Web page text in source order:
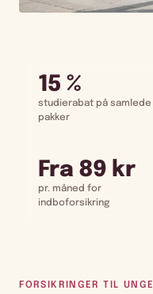
15 %
studierabat på samlede
pakker
Fra 89 kr
pr. måned for
indboforsikring
FORSIKRINGER TIL UNGE